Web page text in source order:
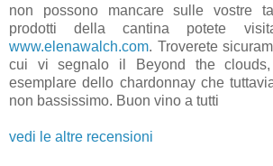
non possono mancare sulle vostre
prodotti della cantina potete
www.elenawalch.com. Troverete
cui vi segnalo il Beyond the clouds,
esemplare dello chardonnay che
non bassissimo. Buon vino a tutti
vedi le altre recensioni